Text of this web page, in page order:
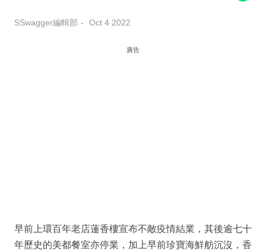
SSwagger編輯部 Oct 4 2022
廣告
早前上環百年老店蓮香樓宣布不敵疫情結業，其後逾七十
年歷史的美都餐室亦停業，加上早前珍寶海鮮舫沉沒，香